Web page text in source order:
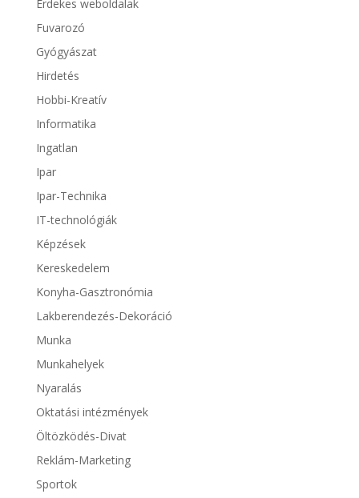
Érdekes weboldalak
Fuvarozó
Gyógyászat
Hirdetés
Hobbi-Kreatív
Informatika
Ingatlan
Ipar
Ipar-Technika
IT-technológiák
Képzések
Kereskedelem
Konyha-Gasztronómia
Lakberendezés-Dekoráció
Munka
Munkahelyek
Nyaralás
Oktatási intézmények
Öltözködés-Divat
Reklám-Marketing
Sportok